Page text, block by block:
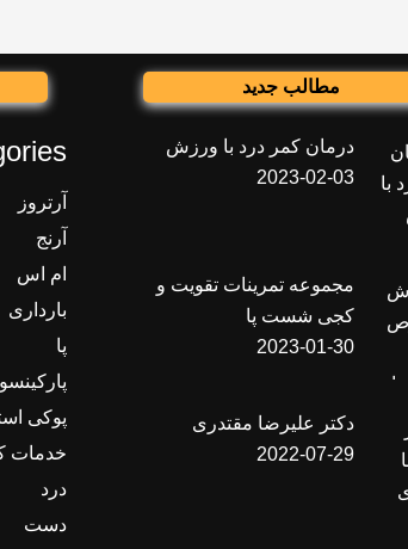
مطالب جدید
درمان کمر درد با ورزش
2023-02-03
مجموعه تمرینات تقویت و
کجی شست پا
2023-01-30
دکتر علیرضا مقتدری
2022-07-29
آرتروز
آرنج
ام اس
بارداری
پا
پوکی
خدمات
درد
دست